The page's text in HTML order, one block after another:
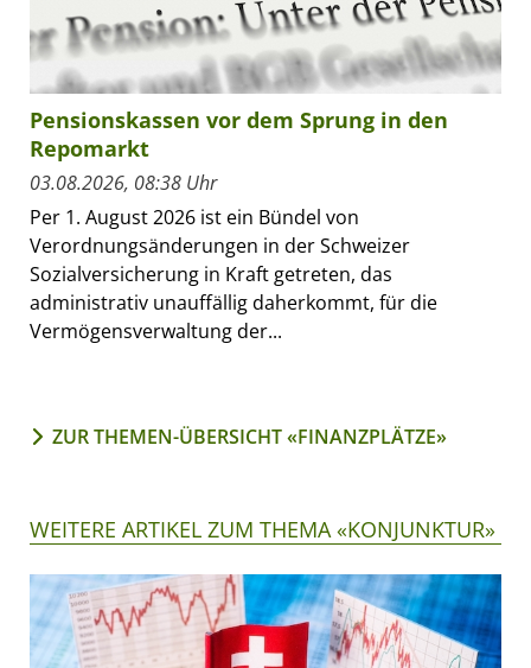
Pensionskassen vor dem Sprung in den
Repomarkt
03.08.2026, 08:38 Uhr
Per 1. August 2026 ist ein Bündel von
Verordnungsänderungen in der Schweizer
Sozialversicherung in Kraft getreten, das
administrativ unauffällig daherkommt, für die
Vermögensverwaltung der...
ZUR THEMEN-ÜBERSICHT «FINANZPLÄTZE»
WEITERE ARTIKEL ZUM THEMA «KONJUNKTUR»